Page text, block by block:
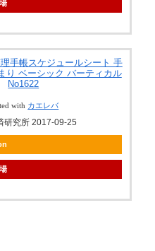
手帳スケジュールシート 手
り ベーシック バーティカル
No1622
with カエレバ
研究所 2017-09-25